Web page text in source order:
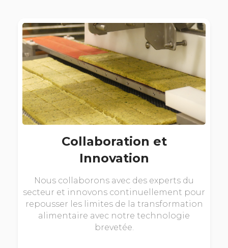
Collaboration et
Innovation
Nous collaborons avec des experts du
secteur et innovons continuellement pour
repousser les limites de la transformation
alimentaire avec notre technologie
brevetée.